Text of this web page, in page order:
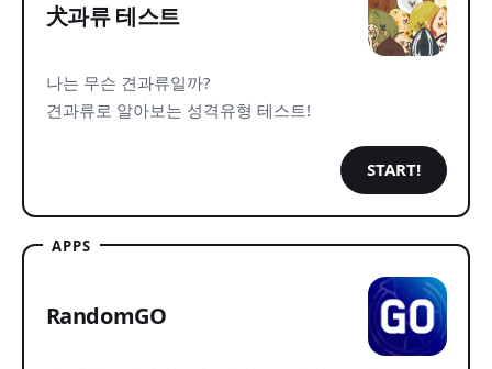
犬과류 테스트
나는 무슨 견과류일까?
견과류로 알아보는 성격유형 테스트!
START!
APPS
RandomGO